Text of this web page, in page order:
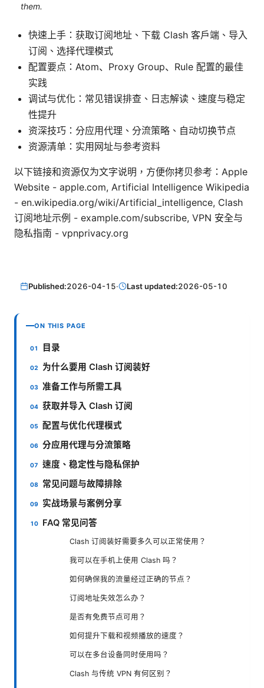
them.
快速上手：获取订阅地址、下载 Clash 客户端、导入
订阅、选择代理模式
配置要点：Atom、Proxy Group、Rule 配置的最佳
实践
调试与优化：常见错误排查、日志解读、速度与稳定
性提升
资深技巧：分应用代理、分流策略、自动切换节点
资源清单：实用网址与参考资料
以下链接和资源仅为文字说明，方便你拷贝参考：Apple
Website - apple.com, Artificial Intelligence Wikipedia
- en.wikipedia.org/wiki/Artificial_intelligence, Clash
订阅地址示例 - example.com/subscribe, VPN 安全与
隐私指南 - vpnprivacy.org
Published:2026-04-15· Last updated:2026-05-10
ON THIS PAGE
目录
为什么要用 Clash 订阅装好
准备工作与所需工具
获取并导入 Clash 订阅
配置与优化代理模式
分应用代理与分流策略
速度、稳定性与隐私保护
常见问题与故障排除
实战场景与案例分享
FAQ 常见问答
Clash 订阅装好需要多久可以正常使用？
我可以在手机上使用 Clash 吗？
如何确保我的流量经过正确的节点？
订阅地址失效怎么办？
是否有免费节点可用？
如何提升下载和视频播放的速度？
可以在多台设备同时使用吗？
Clash 与传统 VPN 有何区别？